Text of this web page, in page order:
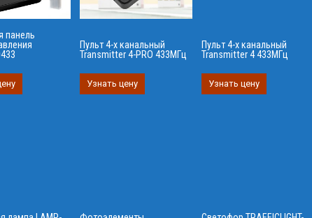
панель
Пульт 4-х канальный
Transmitter 4-PRO 433МГц
Узнать цену
Пульт 4-х канальный
Transmitter 4 433МГц
Узнать цену